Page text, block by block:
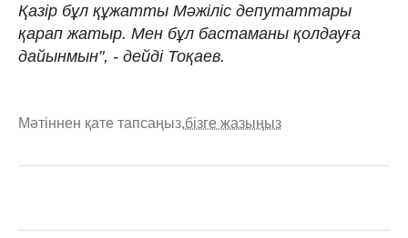
Қазір бұл құжат­ты Мәжіліс депутаттары
қарап жатыр. Мен бұл бас­таманы қолдауға
дайынмын", - дейді Тоқаев.
Мәтіннен қате тапсаңыз,бізге жазыңыз